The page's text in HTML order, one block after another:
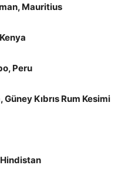
Mauritius
Peru
Kıbrıs Rum Kesimi